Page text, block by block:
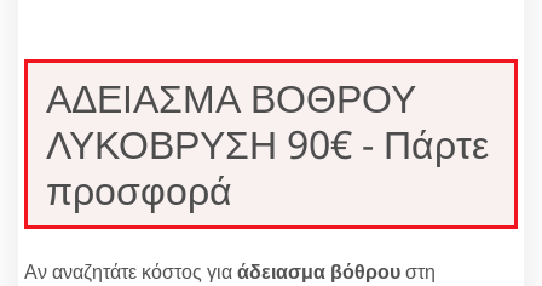
ΑΔΕΙΑΣΜΑ ΒΟΘΡΟΥ
ΛΥΚΟΒΡΥΣΗ 90€ - Πάρτε
προσφορά
Αν αναζητάτε κόστος γιαάδειασμα βόθρουστη